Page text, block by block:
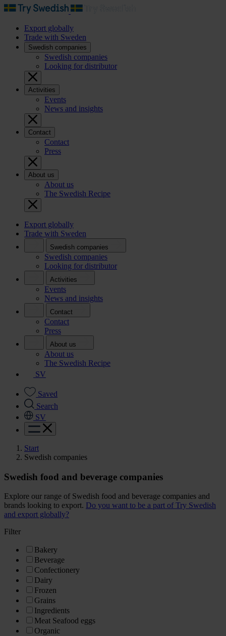
Export globally
Trade with Sweden
Swedish companies
Swedish companies
Looking for distributor
Activities
Events
News and insights
Contact
Contact
Press
About us
About us
The Swedish Recipe
Export globally
Trade with Sweden
Swedish companies
Swedish companies
Looking for distributor
Activities
Events
News and insights
Contact
Contact
Press
About us
About us
The Swedish Recipe
SV
Saved
Search
SV
Start
Swedish companies
Swedish food and beverage companies
Explore our range of Swedish food and beverage companies and
brands looking to export. Do you want to be a part of Try Swedish
and export globally?
Filter
Bakery
Beverage
Confectionery
Dairy
Frozen
Grains
Ingredients
Meat Seafood eggs
Organic